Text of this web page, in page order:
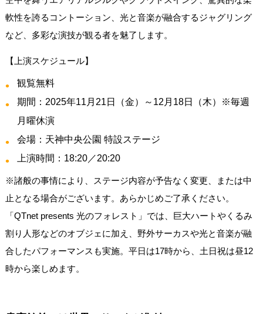
軟性を誇るコントーション、光と音楽が融合するジャグリング
など、多彩な演技が観る者を魅了します。
【上演スケジュール】
観覧無料
期間：2025年11月21日（金）～12月18日（木）※毎週
月曜休演
会場：天神中央公園 特設ステージ
上演時間：18:20／20:20
※諸般の事情により、ステージ内容が予告なく変更、または中
止となる場合がございます。あらかじめご了承ください。
「QTnet presents 光のフォレスト」では、巨大ハートやくるみ
割り人形などのオブジェに加え、野外サーカスや光と音楽が融
合したパフォーマンスも実施。平日は17時から、土日祝は昼12
時から楽しめます。